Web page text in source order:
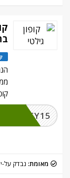
GUILTY15
מאומת: נבדק על-